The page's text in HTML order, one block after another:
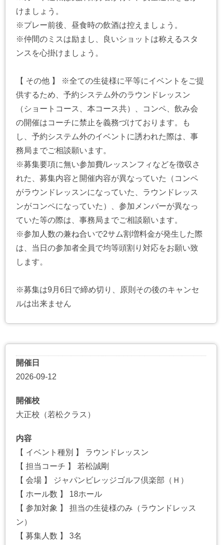
けましょう。
※プレー前後、昼食時の飲酒は控えましょう。
※仲間のミスは励まし、良いショットは称えるスタ
ンスを心掛けましょう。
【 その他 】 ※全ての生徒様に平等にイベントをご提
供するため、予約システム外のラウンドレッスン
（ショートコース、本コース共）、コンペ、飲み会
の開催はコーチに禁止を義務づけております。も
し、予約システム外のイベントに誘われた際は、事
務局までご相談願います。
※募集要項に無い参加費/レッスンフィなどを徴収さ
れた、募集内容と開催内容が異なっていた（コンペ
がラウンドレッスンになっていた、ラウンドレッス
ンがコンペになっていた）、参加メンバーが異なっ
ていた等の際は、事務局までご相談願います。
※参加人数の兼ね合いで2サム割増料金が発生した際
は、当日の参加者全員で均等頭割り対応をお願い致
します。
※募集は9月6日で締め切り、原則その後のキャンセ
ルは出来ません
開催日
2026-09-12
開催校
大正校（若松クラス）
内容
【 イベント種別 】 ラウンドレッスン
【 担当コーチ 】 若松誠剛
【 会場 】 ジャパンビレッジゴルフ倶楽部（Ｈ）
【 ホール数 】 18ホール
【 参加対象 】 担当の生徒様のみ（ラウンドレッス
ン）
【 募集人数 】 3名